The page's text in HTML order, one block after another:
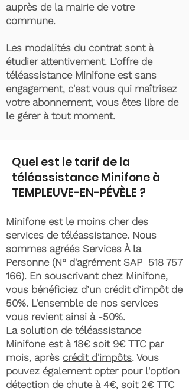
auprès de la mairie de votre
commune.
Les modalités du contrat sont à
étudier attentivement. L’offre de
téléassistance Minifone est sans
engagement, c'est vous qui maîtrisez
votre abonnement, vous êtes libre de
le gérer à tout moment.
Quel est le tarif de la
téléassistance Minifone à
TEMPLEUVE-EN-PÉVÈLE ?
Minifone est le moins cher des
services de téléassistance. Nous
sommes agréés Services À la
Personne (N° d'agrément SAP 518 757
166). En souscrivant chez Minifone,
vous bénéficiez d’un crédit d’impôt de
50%. L'ensemble de nos services
vous revient ainsi à -50%.
La solution de téléassistance
Minifone est à 18€ soit 9€ TTC par
mois, après crédit d'impôts. Vous
pouvez également opter pour l'option
détection de chute à 4€, soit 2€ TTC